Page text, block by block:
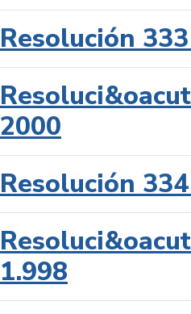
Resolución
2000
Resolución
1.998